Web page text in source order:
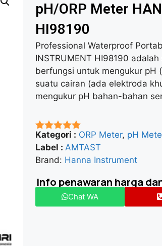
pH/ORP Meter
HI98190
Professional Waterproof
INSTRUMENT HI98190
berfungsi untuk mengukur pH
suatu cairan (ada elektroda
mengukur pH bahan-bahan
★★★★★
Kategori : ORP Meter, pH
Label : AMTAST
Brand: Hanna Instrument
Info penawaran harga
Chat WA